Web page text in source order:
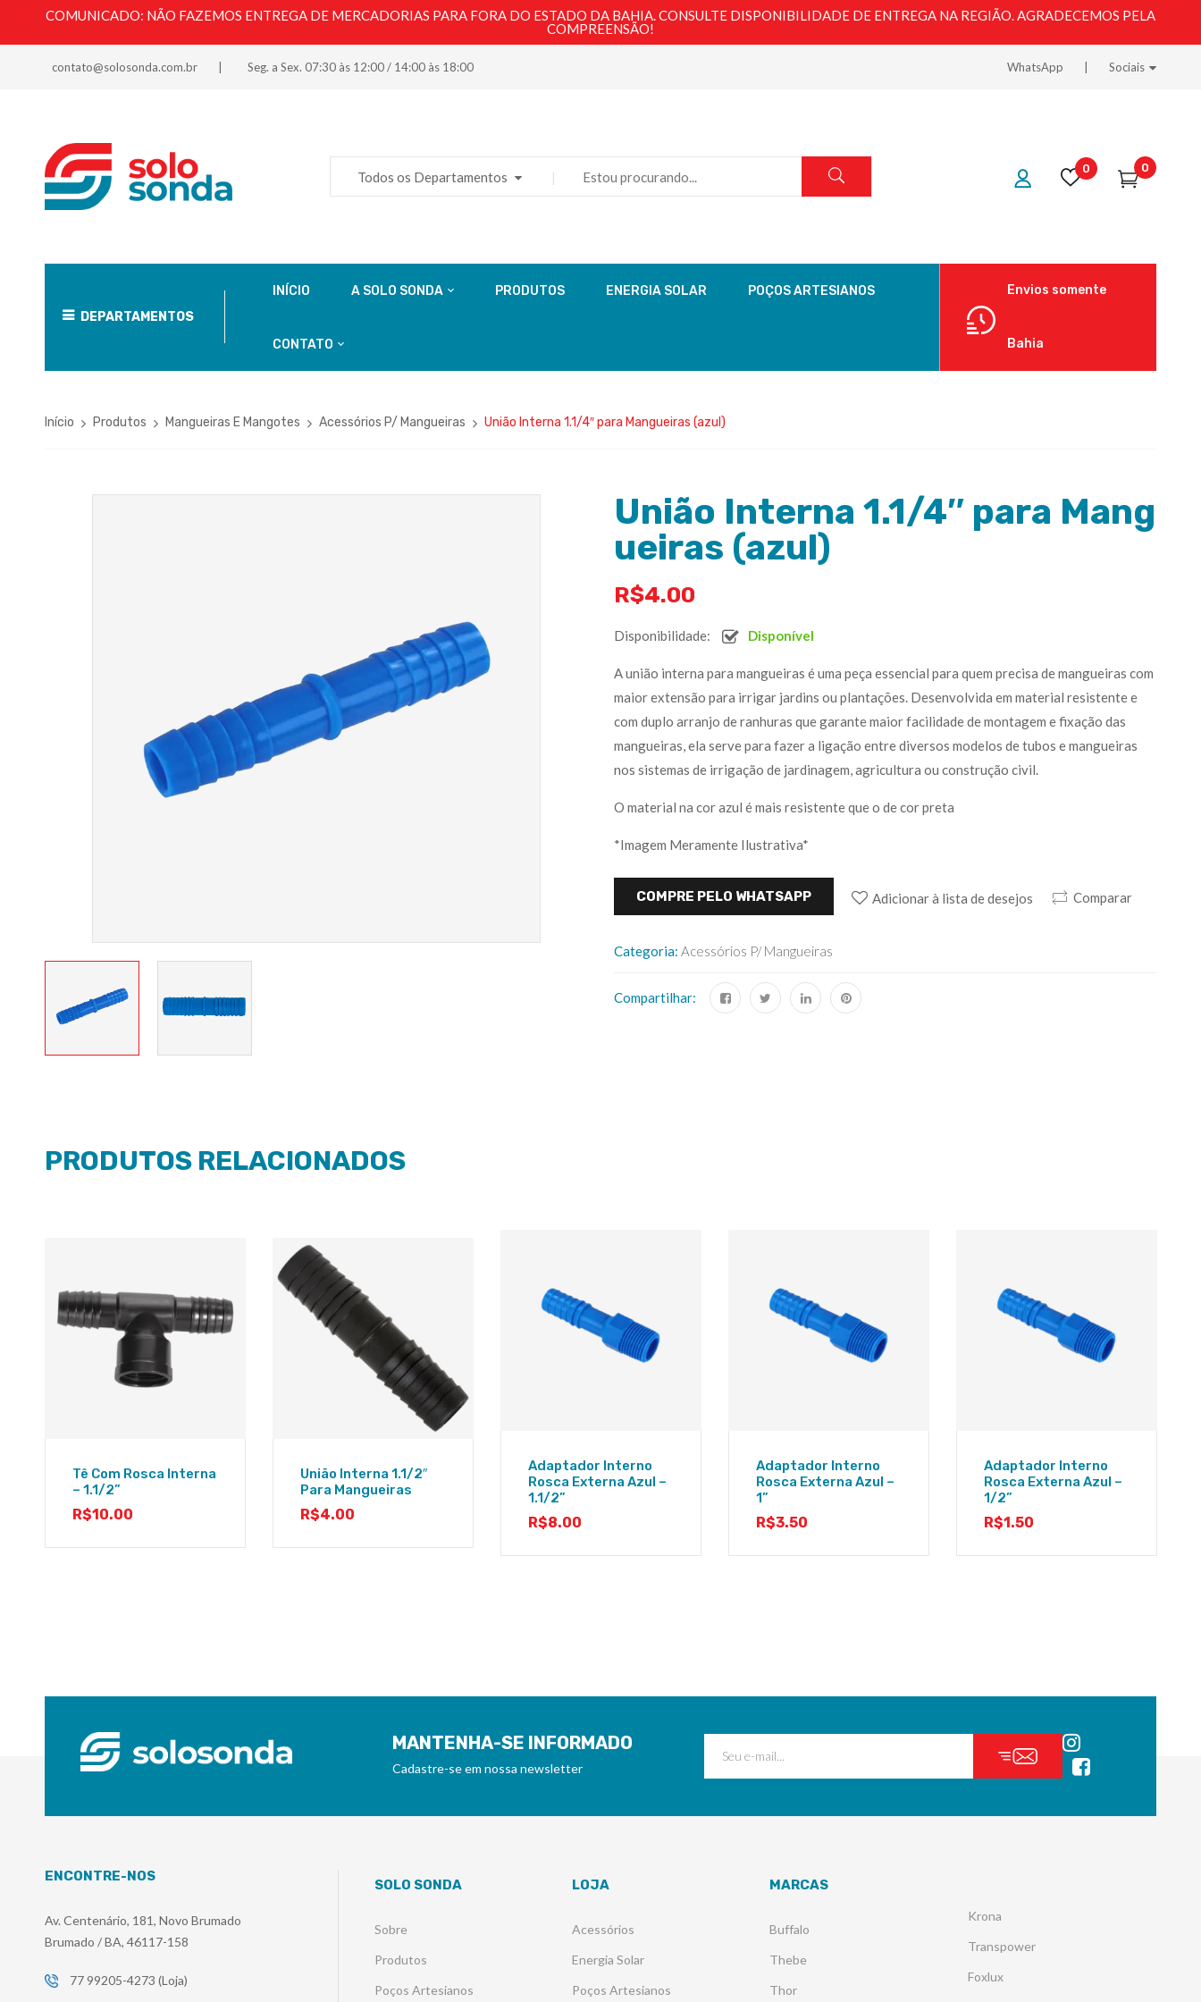
COMUNICADO: NÃO FAZEMOS ENTREGA DE MERCADORIAS PARA FORA DO ESTADO DA BAHIA. CONSULTE DISPONIBILIDADE DE ENTREGA NA REGIÃO. AGRADECEMOS PELA
COMPREENSÃO!
contato@solosonda.com.br Seg. a Sex. 07:30 às 12:00 / 14:00 às 18:00 WhatsApp Sociais
Todos os Departamentos
0 0
DEPARTAMENTOS
INÍCIO A SOLO SONDA PRODUTOS ENERGIA SOLAR POÇOS ARTESIANOS
CONTATO
Envios somente
Bahia
Início Produtos Mangueiras E Mangotes Acessórios P/ Mangueiras União Interna 1.1/4″ para Mangueiras (azul)
União Interna 1.1/4″ para Mang
ueiras (azul)
R$4.00
Disponibilidade: Disponível
A união interna para mangueiras é uma peça essencial para quem precisa de mangueiras com
maior extensão para irrigar jardins ou plantações. Desenvolvida em material resistente e
com duplo arranjo de ranhuras que garante maior facilidade de montagem e fixação das
mangueiras, ela serve para fazer a ligação entre diversos modelos de tubos e mangueiras
nos sistemas de irrigação de jardinagem, agricultura ou construção civil.
O material na cor azul é mais resistente que o de cor preta
*Imagem Meramente Ilustrativa*
COMPRE PELO WHATSAPP Adicionar à lista de desejos Comparar
Categoria: Acessórios P/ Mangueiras
Compartilhar:
PRODUTOS RELACIONADOS
Tê Com Rosca Interna
– 1.1/2”
R$10.00
União Interna 1.1/2″
Para Mangueiras
R$4.00
Adaptador Interno
Rosca Externa Azul –
1.1/2”
R$8.00
Adaptador Interno
Rosca Externa Azul –
1”
R$3.50
Adaptador Interno
Rosca Externa Azul –
1/2”
R$1.50
MANTENHA-SE INFORMADO
Cadastre-se em nossa newsletter
ENCONTRE-NOS
Av. Centenário, 181, Novo Brumado
Brumado / BA, 46117-158
77 99205-4273 (Loja)
SOLO SONDA
Sobre
Produtos
Poços Artesianos
LOJA
Acessórios
Energia Solar
Poços Artesianos
MARCAS
Buffalo
Thebe
Thor
Krona
Transpower
Foxlux